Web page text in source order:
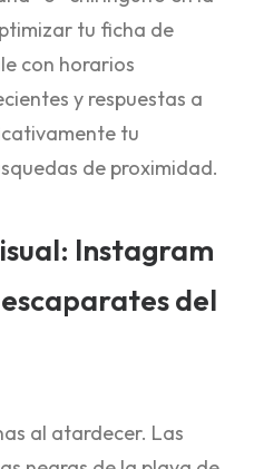
tu ficha de
con horarios
y respuestas a
tu
de proximidad.
Instagram
del
al atardecer. Las